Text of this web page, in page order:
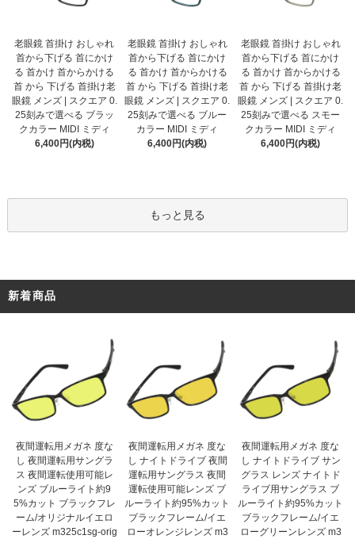
老眼鏡 首掛け おしゃれ
首から下げる 首にかけ
る 首かけ 首からかける
首 から 下げる 首掛け老
眼鏡 メンズ | スクエア 0.
25刻みで選べる ブラッ
クカラー MIDI ミディ
6,400円(内税)
老眼鏡 首掛け おしゃれ
首から下げる 首にかけ
る 首かけ 首からかける
首 から 下げる 首掛け老
眼鏡 メンズ | スクエア 0.
25刻みで選べる ブルー
カラー MIDI ミディ
6,400円(内税)
老眼鏡 首掛け おしゃれ
首から下げる 首にかけ
る 首かけ 首からかける
首 から 下げる 首掛け老
眼鏡 メンズ | スクエア 0.
25刻みで選べる スモー
クカラー MIDI ミディ
6,400円(内税)
もっと見る
新着商品
夜間運転用メガネ 度な
し 夜間運転用サングラ
ス 夜間運転使用可能レ
ンズ ブルーライト約9
5%カット ブラックフレ
ーム/オリジナルイエロ
ーレンズ m325c1sg-orig
夜間運転用メガネ 度な
し ナイトドライブ 夜間
運転用サングラス 夜間
運転使用可能レンズ ブ
ルーライト約95%カット
ブラックフレーム/イエ
ローオレンジレンズ m3
夜間運転用メガネ 度な
し ナイトドライブ サン
グラス レンズ ナイトド
ライブ用サングラス ブ
ルーライト約95%カット
ブラックフレーム/イエ
ローグリーンレンズ m3